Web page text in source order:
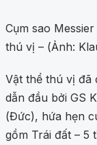
Cụm sao
thú vị – (Ảnh:
Vật thể thú vị đã
dẫn đầu bởi GS
(Đức), hứa hẹn
gồm Trái đất – 5